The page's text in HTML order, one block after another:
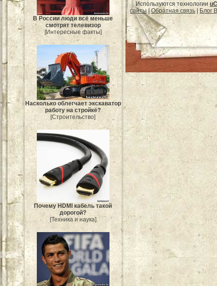
В России люди всё меньше
смотрят телевизор
[Интересные факты]
Насколько облегчает экскаватор
работу на стройке?
[Строительство]
Почему HDMI кабель такой
дорогой?
[Техника и наука]
Используются технологии
сайты|Обратная связь Блог